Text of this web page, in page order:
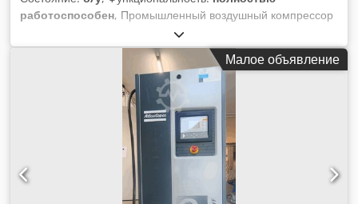
работоспособен, Промышленный воздушный компрессор
— это машина, используемая для повышения давления и
расхода сжатого воздуха для питания различных
промышленных инструментов, оборудования и процессов.
Dedpfxownxzie Afzekr
Малое объявление